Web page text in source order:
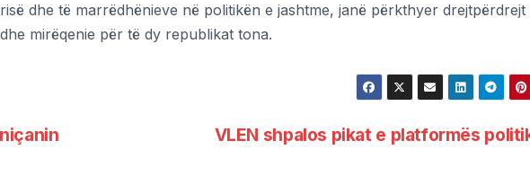
dhe të marrëdhënieve në politikën e jashtme, janë përkthyer drejtpërdrejt
mirëqenie për të dy republikat tona.
VLEN shpalos pikat e platformës